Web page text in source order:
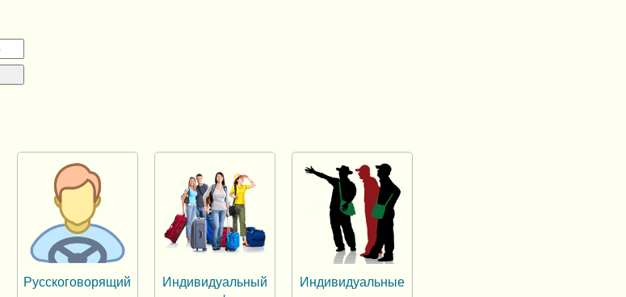
Русскоговорящий
Индивидуальный
Индивидуальные